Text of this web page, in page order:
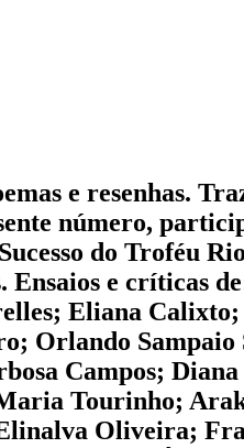
e resenhas.
número,
do Troféu
e críticas
Eliana
Orlando Sampaio
Campos;
Tourinho;
Oliveira;